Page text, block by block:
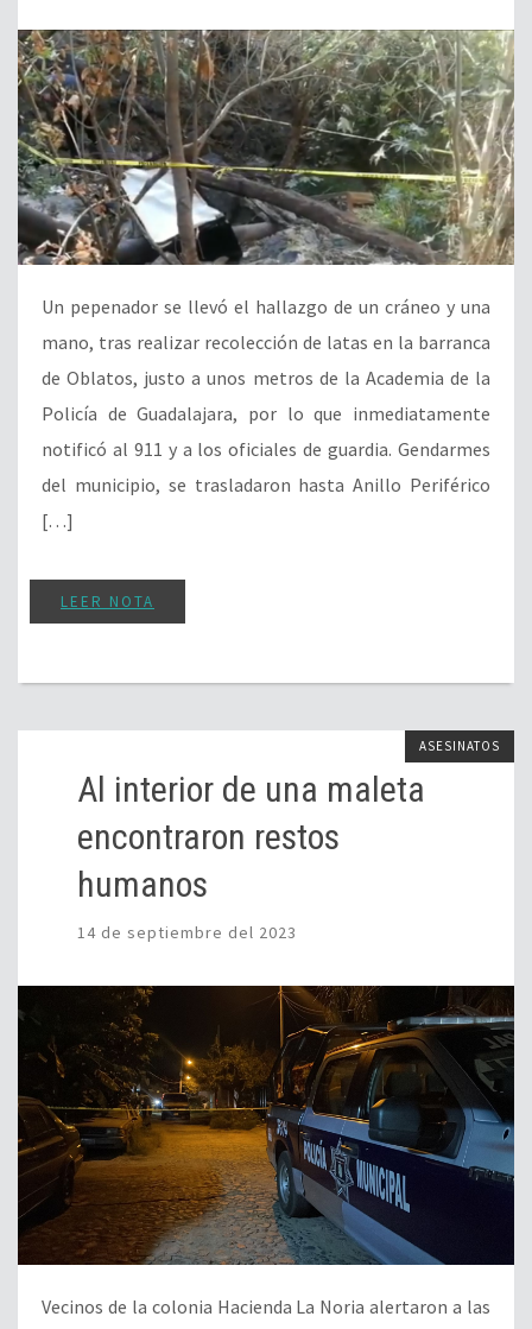
Un pepenador se llevó el hallazgo de un cráneo y una
mano, tras realizar recolección de latas en la barranca
de Oblatos, justo a unos metros de la Academia de la
Policía de Guadalajara, por lo que inmediatamente
notificó al 911 y a los oficiales de guardia. Gendarmes
del municipio, se trasladaron hasta Anillo Periférico
[…]
LEER NOTA
ASESINATOS
Al interior de una maleta
encontraron restos
humanos
14 de septiembre del 2023
Vecinos de la colonia Hacienda La Noria alertaron a las